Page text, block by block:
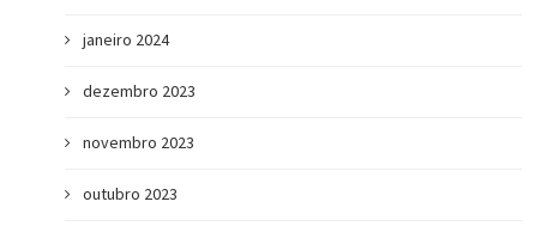
janeiro 2024
dezembro 2023
novembro 2023
outubro 2023